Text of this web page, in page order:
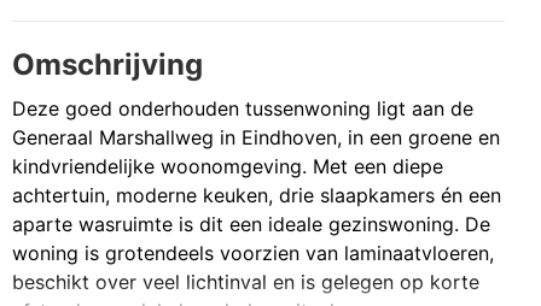
Omschrijving
Deze goed onderhouden tussenwoning ligt aan de
Generaal Marshallweg in Eindhoven, in een groene en
kindvriendelijke woonomgeving. Met een diepe
achtertuin, moderne keuken, drie slaapkamers én een
aparte wasruimte is dit een ideale gezinswoning. De
woning is grotendeels voorzien van laminaatvloeren,
beschikt over veel lichtinval en is gelegen op korte